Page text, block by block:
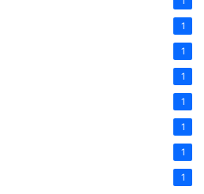
1
1
1
1
1
1
1